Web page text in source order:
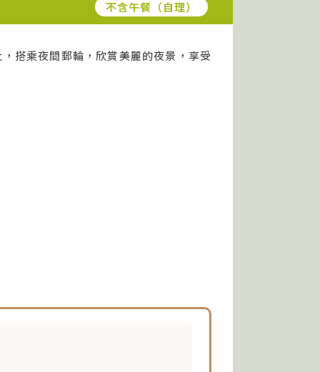
不含午餐（自理）
搭乘夜間郵輪，欣賞美麗的夜景，享受